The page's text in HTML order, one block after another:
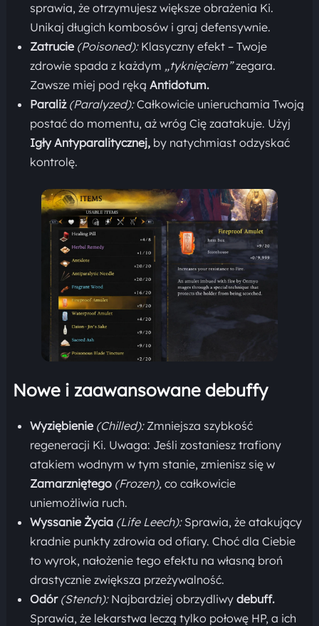
sprawia, że otrzymujesz większe obrażenia Ki.
Unikaj długich kombosów i graj defensywnie.
Zatrucie (Poisoned):Klasyczny efekt – Twoje
zdrowie spada z każdym „tyknięciem”zegara.
Zawsze miej pod ręką Antidotum.
Paraliż (Paralyzed):Całkowicie unieruchamia Twoją
postać do momentu, aż wróg Cię zaatakuje. Użyj
Igły Antyparalitycznej,by natychmiast odzyskać
kontrolę.
Nowe i zaawansowane debuffy
Wyziębienie (Chilled):Zmniejsza szybkość
regeneracji Ki. Uwaga: Jeśli zostaniesz trafiony
atakiem wodnym w tym stanie, zmienisz się w
Zamarzniętego (Frozen), co całkowicie
uniemożliwia ruch.
Wyssanie Życia (Life Leech): Sprawia, że atakujący
kradnie punkty zdrowia od ofiary. Choć dla Ciebie
to wyrok, nałożenie tego efektu na własną broń
drastycznie zwiększa przeżywalność.
Odór(Stench): Najbardziej obrzydliwy debuff.
Sprawia, że lekarstwa leczą tylko połowę HP, a ich